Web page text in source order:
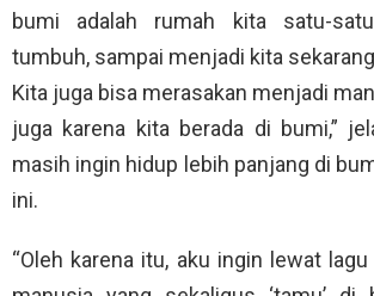
bumi adalah rumah kita satu-
tumbuh, sampai menjadi kita
Kita juga bisa merasakan menjadi
juga karena kita berada di bumi,”
masih ingin hidup lebih panjang di
ini.
“Oleh karena itu, aku ingin lewat